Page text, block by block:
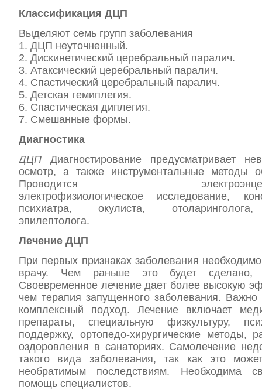
Классификация ДЦП
Выделяют семь групп заболевания
1. ДЦП неуточненный.
2. Дискинетический церебральный паралич.
3. Атаксический церебральный паралич.
4. Спастический церебральный паралич.
5. Детская гемиплегия.
6. Спастическая диплегия.
7. Смешанные формы.
Диагностика
ДЦП Диагностирование предусматривает
осмотр, а также инструментальные методы
Проводится
электрофизиологическое исследование,
психиатра, окулиста,
эпилептолога.
Лечение ДЦП
При первых признаках заболевания
врачу. Чем раньше это будет
Своевременное лечение дает более высокую
чем терапия запущенного заболевания. Важно
комплексный подход. Лечение включает
препараты, специальную физкультуру,
поддержку, ортопедо-хирургические методы,
оздоровления в санаториях. Самолечение
такого вида заболевания, так как это
необратимым последствиям. Необходима
помощь специалистов.